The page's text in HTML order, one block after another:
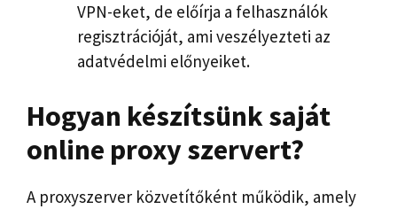
VPN-eket, de előírja a felhasználók
regisztrációját, ami veszélyezteti az
adatvédelmi előnyeiket.
Hogyan készítsünk saját
online proxy szervert?
A proxyszerver közvetítőként működik, amely